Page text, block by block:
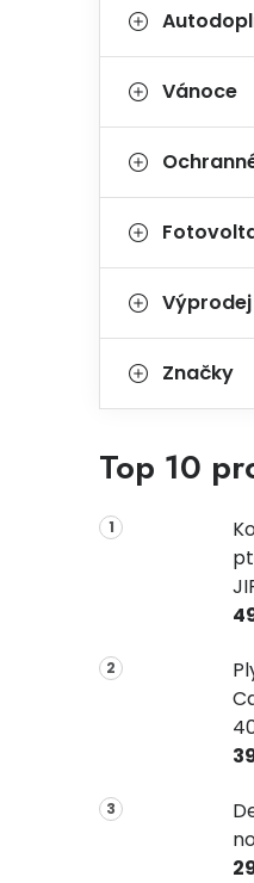
Vánoce
Výprodej
Značky
Top 10